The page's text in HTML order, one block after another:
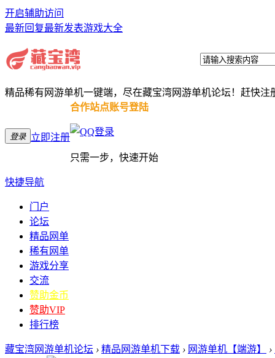
开启辅助访问
最新回复最新发表游戏大全
精品稀有网游单机一键端，尽在藏宝湾网游单机论坛！赶快注
登录 立即注册
合作站点账号登陆
只需一步，快速开始
快捷导航
门户
论坛
精品网单
稀有网单
游戏分享
交流
赞助金币
赞助VIP
排行榜
藏宝湾网游单机论坛 › 精品网游单机下载 › 网游单机【端游】 ›